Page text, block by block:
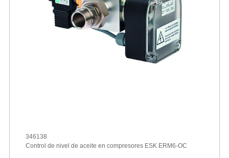
346138
Control de nivel de aceite en compresores ESK ERM6-OC